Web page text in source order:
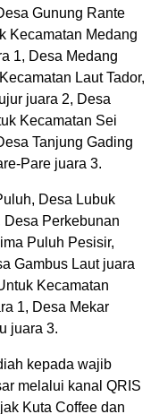
Gunung Rante
Kecamatan Medang
1, Desa Medang
Laut Tador,
juara 2, Desa
Kecamatan Sei
Tanjung Gading
Pare juara 3.
Desa Lubuk
Desa Perkebunan
Puluh Pesisir,
Gambus Laut juara
Kecamatan
1, Desa Mekar
juara 3.
kepada wajib
melalui kanal QRIS
Kuta Coffee dan